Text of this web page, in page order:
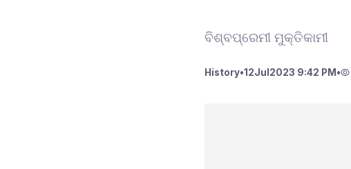
ବିଶ୍ବପ୍ରେମୀ ମୁକ୍ତିକାମୀ
History•12Jul 2023 9:42 PM •